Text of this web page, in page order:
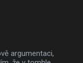
argumentaci,